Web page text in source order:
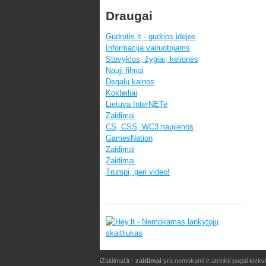
Draugai
Gudrutis.lt - gudrios idėjos
Informacija vairuotojams
Stovyklos, žygiai, kelionės
Nauji filmai
Degalų kainos
Kokteiliai
Lietuva InterNETe
Zaidimai
CS, CSS, WC3 naujienos
GamesNation
Zaidimai
Zaidimai
Trumpi, geri video!
iZaidimai.lt - zaidimai yra nemokami ir atrinkti pagal